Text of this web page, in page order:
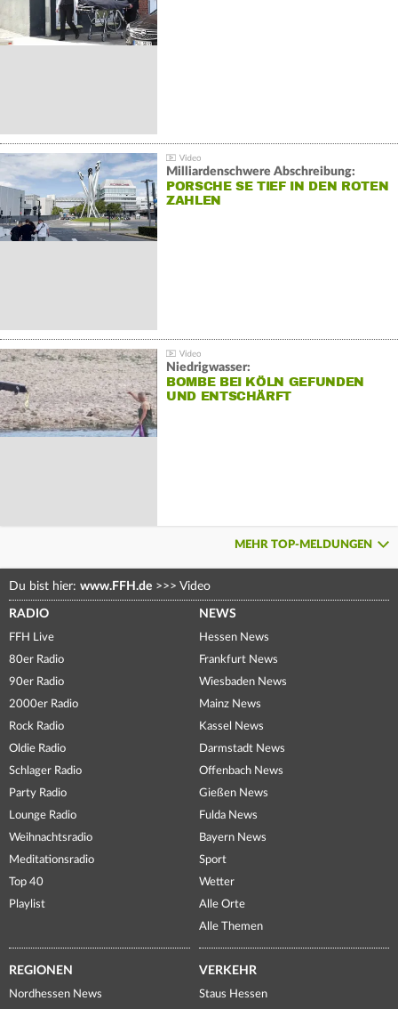
Milliardenschwere Abschreibung:
PORSCHE SE TIEF IN DEN ROTEN
ZAHLEN
Niedrigwasser:
BOMBE BEI KÖLN GEFUNDEN
UND ENTSCHÄRFT
MEHR TOP-MELDUNGEN
Du bist hier: www.FFH.de >>> Video
RADIO
FFH Live
80er Radio
90er Radio
2000er Radio
Rock Radio
Oldie Radio
Schlager Radio
Party Radio
Lounge Radio
Weihnachtsradio
Meditationsradio
Top 40
Playlist
NEWS
Hessen News
Frankfurt News
Wiesbaden News
Mainz News
Kassel News
Darmstadt News
Offenbach News
Gießen News
Fulda News
Bayern News
Sport
Wetter
Alle Orte
Alle Themen
REGIONEN
Nordhessen News
VERKEHR
Staus Hessen